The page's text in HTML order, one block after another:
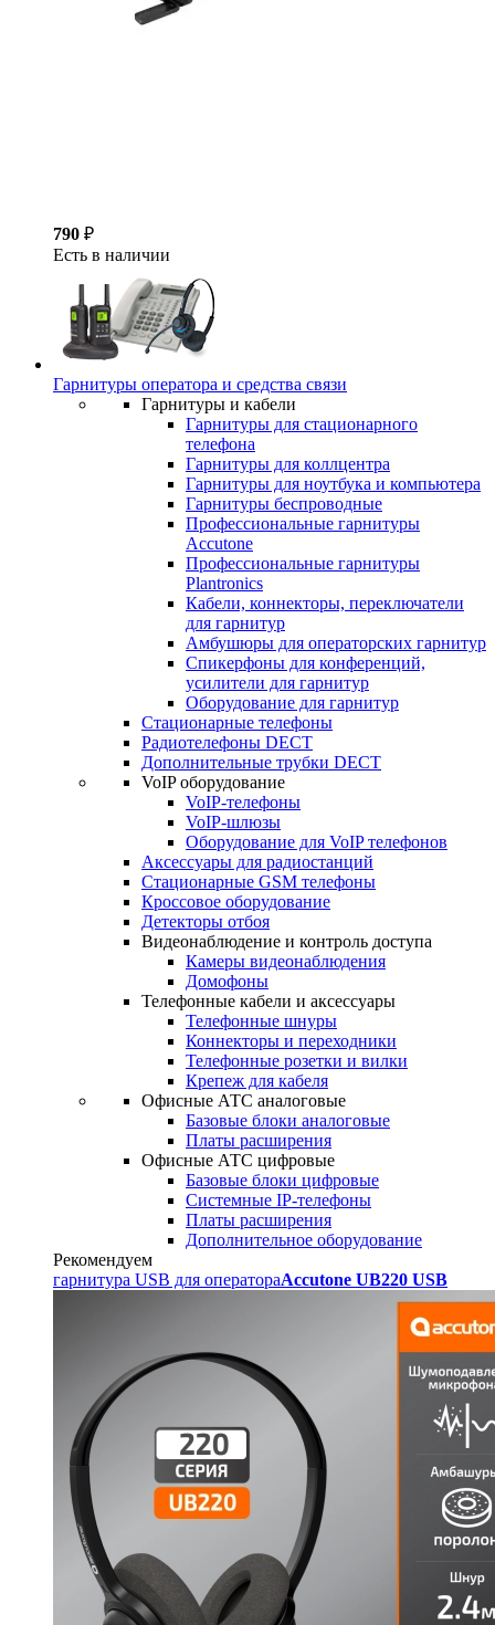
790 ₽
Есть в наличии
Гарнитуры оператора и средства связи
Гарнитуры и кабели
Гарнитуры для стационарного
телефона
Гарнитуры для коллцентра
Гарнитуры для ноутбука и компьютера
Гарнитуры беспроводные
Профессиональные гарнитуры
Accutone
Профессиональные гарнитуры
Plantronics
Кабели, коннекторы, переключатели
для гарнитур
Амбушюры для операторских гарнитур
Cпикерфоны для конференций,
усилители для гарнитур
Оборудование для гарнитур
Стационарные телефоны
Радиотелефоны DECT
Дополнительные трубки DECT
VoIP оборудование
VoIP-телефоны
VoIP-шлюзы
Оборудование для VoIP телефонов
Аксессуары для радиостанций
Стационарные GSM телефоны
Кроссовое оборудование
Детекторы отбоя
Видеонаблюдение и контроль доступа
Камеры видеонаблюдения
Домофоны
Телефонные кабели и аксессуары
Телефонные шнуры
Коннекторы и переходники
Телефонные розетки и вилки
Крепеж для кабеля
Офисные АТС аналоговые
Базовые блоки аналоговые
Платы расширения
Офисные АТС цифровые
Базовые блоки цифровые
Системные IP-телефоны
Платы расширения
Дополнительное оборудование
Рекомендуем
гарнитура USB для оператораAccutone UB220 USB